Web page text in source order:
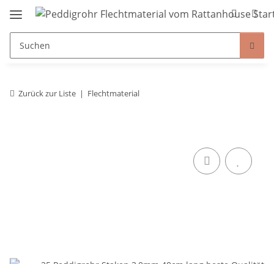
Zurück zur Liste Flechtmaterial